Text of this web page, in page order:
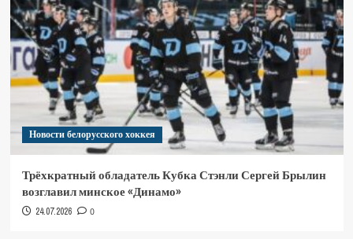
Новости белорусского хоккея
Трёхкратный обладатель Кубка Стэнли Сергей Брылин
возглавил минское «Динамо»
24.07.2026 0